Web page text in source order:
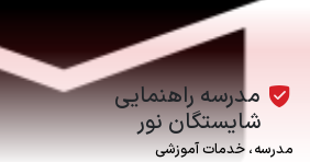
مدرسه راهنمایی
شایستگان نور
مدرسه خدمات آموزشی